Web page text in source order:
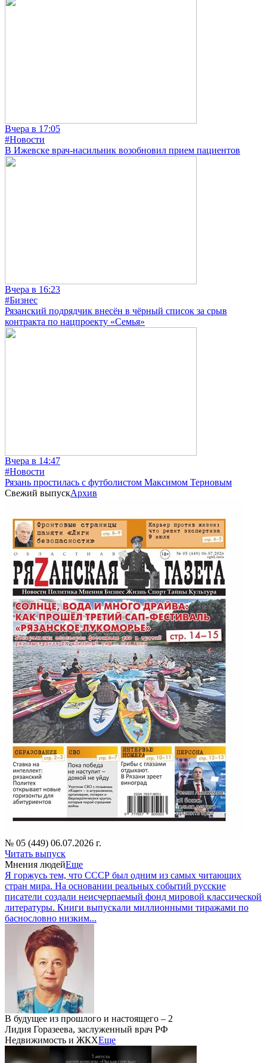
Вчера в 17:05
#Новости
В Ижевске врач-насильник возобновил прием пациентов
Вчера в 16:23
#Бизнес
Рязанский подрядчик внесён в чёрный список за срыв
контракта по нацпроекту «Семья»
Вчера в 14:47
#Новости
Рязань простилась с футболистом Максимом Терновым
Свежий выпускАрхив
№ 05 (449) 06.07.2026 г.
Читать выпуск
Мнения людейЕще
Я горжусь тем, что СССР был одним из самых читающих
стран мира. На основании реальных событий русские
писатели создали неисчерпаемый фонд мировой классической
литературы. Книги выпускали миллионными тиражами по
баснословно низким...
В будущее из прошлого и настоящего – 2
Лидия Горазеева, заслуженный врач РФ
Недвижимость и ЖКХЕще